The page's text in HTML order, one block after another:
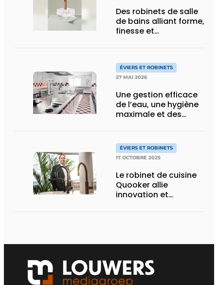
Des robinets de salle
de bains alliant forme,
finesse et
ÉVIERS ET ROBINETS
27 MAI 2026
Une gestion efficace
de l’eau, une hygiène
maximale et des
d’une cuisine
professionnelle
tournée vers l’avenir
ÉVIERS ET ROBINETS
17 OCTOBRE 2025
Le robinet de cuisine
Quooker allie
innovation et